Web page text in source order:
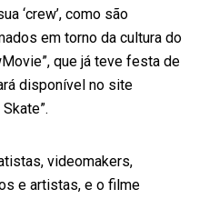
‘crew’, como são
em torno da cultura do
que já teve festa de
disponível no site
videomakers,
e artistas, e o filme